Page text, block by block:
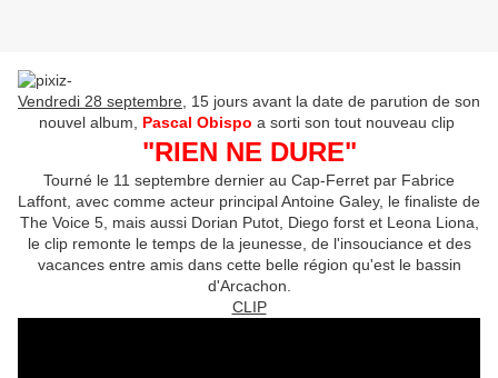
Vendredi 28 septembre , 15 jours avant la date de parution de son
nouvel album, Pascal Obispo a sorti son tout nouveau clip
"RIEN NE DURE"
Tourné le 11 septembre dernier au Cap-Ferret par Fabrice
Laffont, avec comme acteur principal Antoine Galey, le finaliste de
The Voice 5, mais aussi Dorian Putot, Diego forst et Leona Liona,
le clip remonte le temps de la jeunesse, de l'insouciance et des
vacances entre amis dans cette belle région qu'est le bassin
d'Arcachon.
CLIP